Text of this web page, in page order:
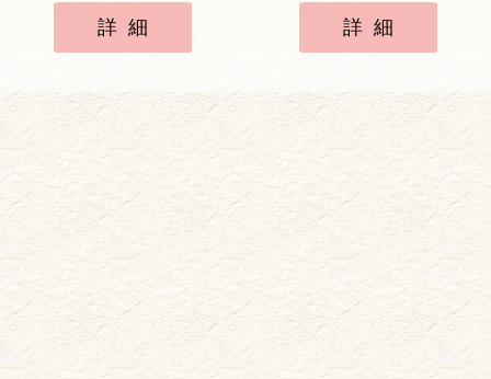
詳細 詳細